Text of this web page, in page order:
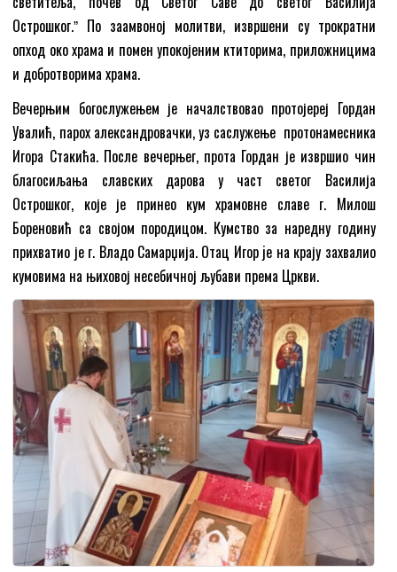
Острошког.ˮ По заамвоној молитви, извршени су трократни
опход око храма и помен упокојеним ктиторима, приложницима
и добротворима храма.
Вечерњим богослужењем је началствовао протојереј Гордан
Увалић, парох александровачки, уз саслужење протонамесника
Игора Стакића. После вечерњег, прота Гордан је извршио чин
благосиљања славских дарова у част светог Василија
Острошког, које је принео кум храмовне славе г. Милош
Бореновић са својом породицом. Кумство за наредну годину
прихватио је г. Владо Самарџија. Отац Игор je на крају захвалио
кумовима на њиховој несебичној љубави према Цркви.